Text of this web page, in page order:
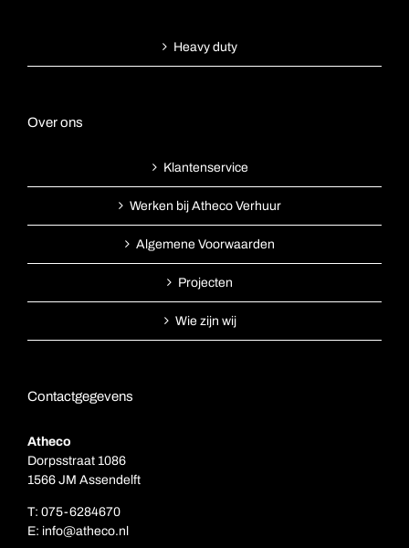
Heavy duty
Over ons
Klantenservice
Werken bij Atheco Verhuur
Algemene Voorwaarden
Projecten
Wie zijn wij
Contactgegevens
Atheco
Dorpsstraat 1086
1566 JM Assendelft
T: 075-6284670
E: info@atheco.nl